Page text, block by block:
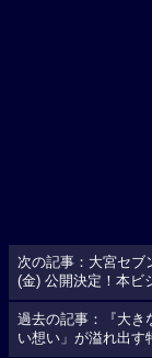
次の記事：大宮セブ
(金) 公開決定！本ビ
過去の記事：『大き
い想い」が溢れ出す